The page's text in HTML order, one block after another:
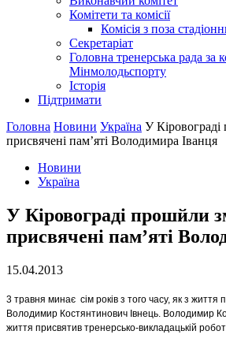
Комітети та комісії
Комісія з поза
Секретаріат
Головна тренерська рада за
Мінмолодьспорту
Історія
Підтримати
Головна Новини Україна У
присвячені пам’яті Володимира Іванця
Новини
Україна
У Кіровограді прошйли
присвячені пам’яті
15.04.2013
3 травня минає сім років з того часу, як з життя
Володимир Костянтинович Івнець. Володимир
життя присвятив тренерсько-викладацькій